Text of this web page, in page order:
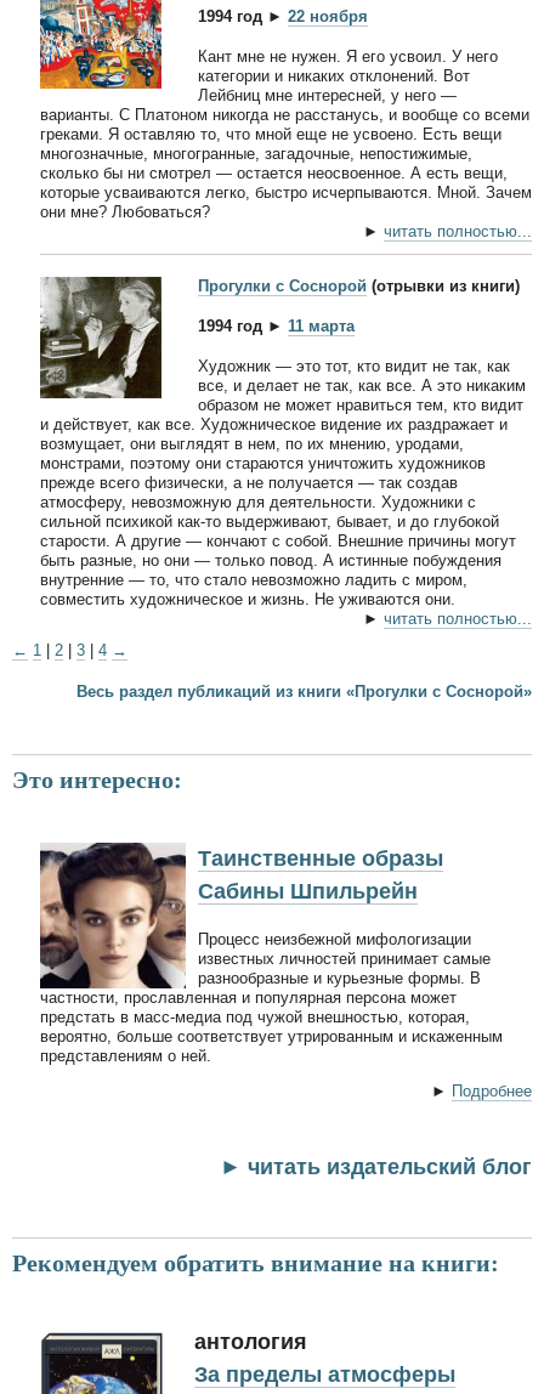
1994 год ► 22 ноября
Кант мне не нужен. Я его усвоил. У него
категории и никаких отклонений. Вот
Лейбниц мне интересней, у него —
варианты. С Платоном никогда не расстанусь, и вообще со всеми
греками. Я оставляю то, что мной еще не усвоено. Есть вещи
многозначные, многогранные, загадочные, непостижимые,
сколько бы ни смотрел — остается неосвоенное. А есть вещи,
которые усваиваются легко, быстро исчерпываются. Мной. Зачем
они мне? Любоваться?
► читать полностью...
Прогулки с Соснорой (отрывки из книги)
1994 год ► 11 марта
Художник — это тот, кто видит не так, как
все, и делает не так, как все. А это никаким
образом не может нравиться тем, кто видит
и действует, как все. Художническое видение их раздражает и
возмущает, они выглядят в нем, по их мнению, уродами,
монстрами, поэтому они стараются уничтожить художников
прежде всего физически, а не получается — так создав
атмосферу, невозможную для деятельности. Художники с
сильной психикой как-то выдерживают, бывает, и до глубокой
старости. А другие — кончают с собой. Внешние причины могут
быть разные, но они — только повод. А истинные побуждения
внутренние — то, что стало невозможно ладить с миром,
совместить художническое и жизнь. Не уживаются они.
► читать полностью...
← 1 2 3 4 →
Весь раздел публикаций из книги «Прогулки с Соснорой»
Это интересно:
Таинственные образы
Сабины Шпильрейн
Процесс неизбежной мифологизации
известных личностей принимает самые
разнообразные и курьезные формы. В
частности, прославленная и популярная персона может
предстать в масс-медиа под чужой внешностью, которая,
вероятно, больше соответствует утрированным и искаженным
представлениям о ней.
► Подробнее
► читать издательский блог
Рекомендуем обратить внимание на книги:
антология
За пределы атмосферы